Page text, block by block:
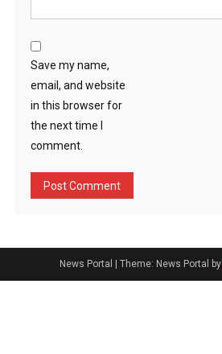
Save my name,
email, and website
in this browser for
the next time I
comment.
News Portal Theme: News Portal by